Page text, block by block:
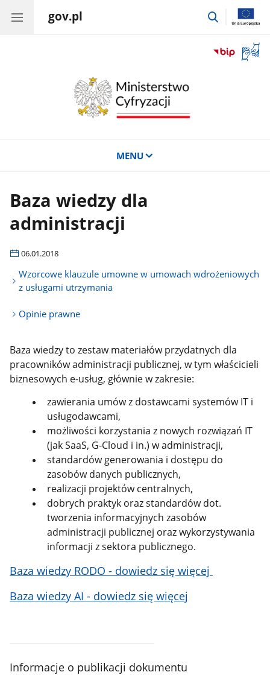
gov.pl
przejdź
okno
MENU
Baza wiedzy dla
administracji
06.01.2018
Wzorcowe klauzule umowne w umowach wdrożeniowych
z usługami utrzymania
Opinie prawne
Baza wiedzy to zestaw materiałów przydatnych dla
pracowników administracji publicznej, w tym właścicieli
biznesowych e-usług, głównie w zakresie:
zawierania umów z dostawcami systemów IT i
usługodawcami,
możliwości korzystania z nowych rozwiązań IT
(jak SaaS, G-Cloud i in.) w administracji,
standardów generowania i dostępu do
zasobów danych publicznych,
realizacji projektów centralnych,
dobrych praktyk oraz standardów dot.
tworzenia informacyjnych zasobów
administracji publicznej oraz wykorzystywania
informacji z sektora publicznego.
Baza wiedzy RODO - dowiedz się więcej
Baza wiedzy AI - dowiedz się więcej
Informacje o publikacji dokumentu